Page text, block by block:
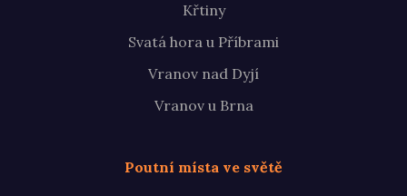
Křtiny
Svatá hora u Příbrami
Vranov nad Dyjí
Vranov u Brna
Poutní místa ve světě